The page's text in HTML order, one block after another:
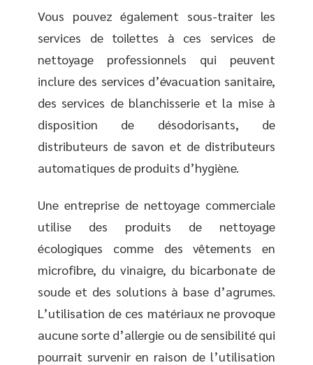
Vous pouvez également sous-traiter les
services de toilettes à ces services de
nettoyage professionnels qui peuvent
inclure des services d’évacuation sanitaire,
des services de blanchisserie et la mise à
disposition de désodorisants, de
distributeurs de savon et de distributeurs
automatiques de produits d’hygiène.
Une entreprise de nettoyage commerciale
utilise des produits de nettoyage
écologiques comme des vêtements en
microfibre, du vinaigre, du bicarbonate de
soude et des solutions à base d’agrumes.
L’utilisation de ces matériaux ne provoque
aucune sorte d’allergie ou de sensibilité qui
pourrait survenir en raison de l’utilisation